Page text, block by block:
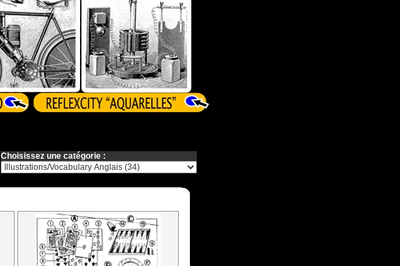
Choisissez une catégorie :